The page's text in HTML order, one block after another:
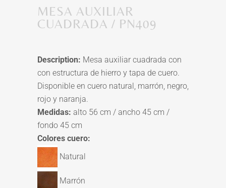
MESA AUXILIAR
CUADRADA / PN409
Description: Mesa auxiliar cuadrada con
con estructura de hierro y tapa de cuero.
Disponible en cuero natural, marrón, negro,
rojo y naranja.
Medidas: alto 56 cm / ancho 45 cm /
fondo 45 cm
Colores cuero:
Natural
Marrón